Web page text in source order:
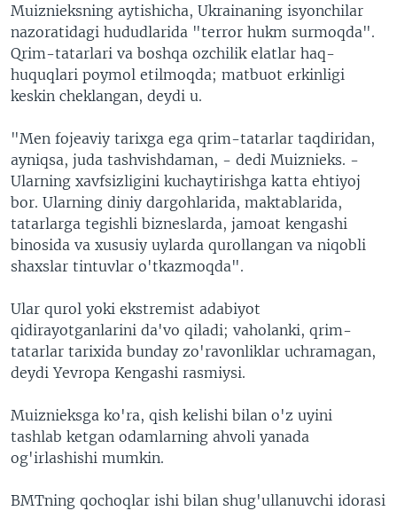
Muiznieksning aytishicha, Ukrainaning isyonchilar
nazoratidagi hududlarida "terror hukm surmoqda".
Qrim-tatarlari va boshqa ozchilik elatlar haq-
huquqlari poymol etilmoqda; matbuot erkinligi
keskin cheklangan, deydi u.
"Men fojeaviy tarixga ega qrim-tatarlar taqdiridan,
ayniqsa, juda tashvishdaman, - dedi Muiznieks. -
Ularning xavfsizligini kuchaytirishga katta ehtiyoj
bor. Ularning diniy dargohlarida, maktablarida,
tatarlarga tegishli bizneslarda, jamoat kengashi
binosida va xususiy uylarda qurollangan va niqobli
shaxslar tintuvlar o'tkazmoqda".
Ular qurol yoki ekstremist adabiyot
qidirayotganlarini da'vo qiladi; vaholanki, qrim-
tatarlar tarixida bunday zo'ravonliklar uchramagan,
deydi Yevropa Kengashi rasmiysi.
Muiznieksga ko'ra, qish kelishi bilan o'z uyini
tashlab ketgan odamlarning ahvoli yanada
og'irlashishi mumkin.
BMTning qochoqlar ishi bilan shug'ullanuvchi idorasi